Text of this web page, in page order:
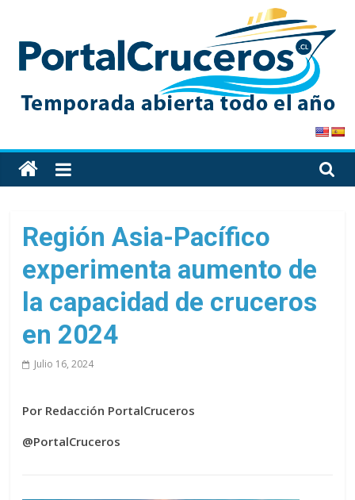
content
PortalCruceros
Toda
la
de
cruceros
en
solo
Región Asia-Pacífico
experimenta aumento de
la capacidad de cruceros
en 2024
Julio 16, 2024
Por Redacción PortalCruceros
@PortalCruceros